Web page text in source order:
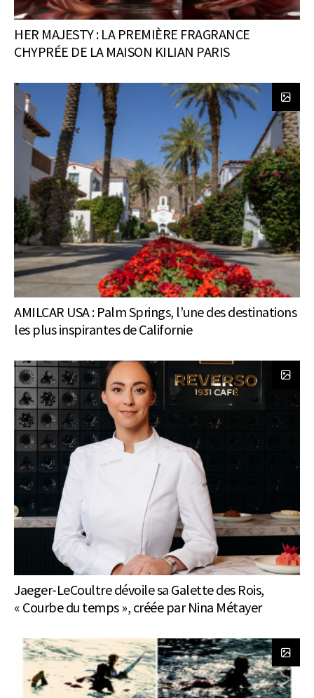
HER MAJESTY : LA PREMIÈRE FRAGRANCE
CHYPRÉE DE LA MAISON KILIAN PARIS
AMILCAR USA : Palm Springs, l’une des destinations
les plus inspirantes de Californie
Jaeger-LeCoultre dévoile sa Galette des Rois,
« Courbe du temps », créée par Nina Métayer